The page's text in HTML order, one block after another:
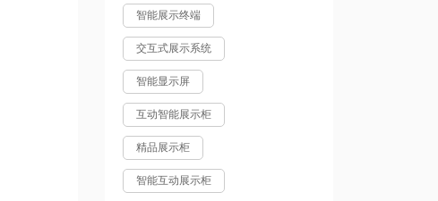
智能展示终端
交互式展示系统
智能显示屏
互动智能展示柜
精品展示柜
智能互动展示柜